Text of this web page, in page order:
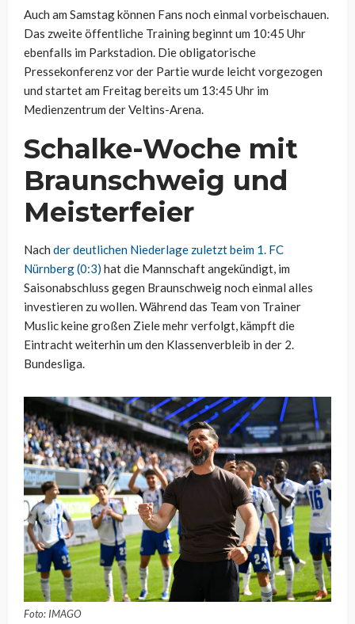
Auch am Samstag können Fans noch einmal vorbeischauen.
Das zweite öffentliche Training beginnt um 10:45 Uhr
ebenfalls im Parkstadion. Die obligatorische
Pressekonferenz vor der Partie wurde leicht vorgezogen
und startet am Freitag bereits um 13:45 Uhr im
Medienzentrum der Veltins-Arena.
Schalke-Woche mit
Braunschweig und
Meisterfeier
Nach der deutlichen Niederlage zuletzt beim 1. FC
Nürnberg (0:3) hat die Mannschaft angekündigt, im
Saisonabschluss gegen Braunschweig noch einmal alles
investieren zu wollen. Während das Team von Trainer
Muslic keine großen Ziele mehr verfolgt, kämpft die
Eintracht weiterhin um den Klassenverbleib in der 2.
Bundesliga.
Foto: IMAGO